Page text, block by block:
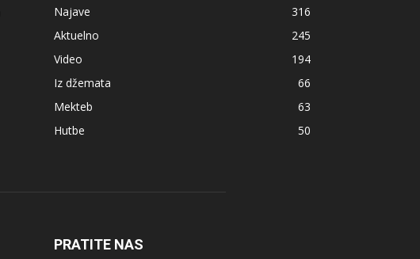
Najave
316
Aktuelno
245
Video
194
Iz džemata
66
Mekteb
63
Hutbe
50
PRATITE NAS